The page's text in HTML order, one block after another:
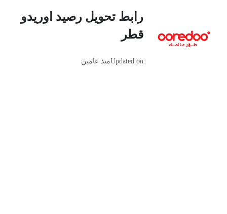
رابط تحويل رصيد اوريدو
قطر
Updated onمنذ عامين